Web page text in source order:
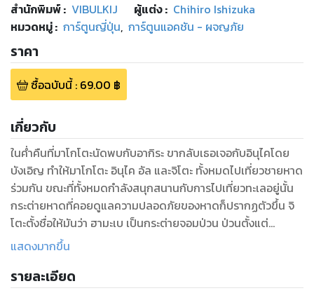
สำนักพิมพ์: VIBULKIJ ผู้แต่ง : Chihiro Ishizuka
หมวดหมู่: การ์ตูนญี่ปุ่น, การ์ตูนแอคชัน - ผจญภัย
ราคา
ซื้อฉบับนี้: 69.00 ฿
เกี่ยวกับ
ในค่ําคืนที่มาโกโตะนัดพบกับอากิระ ขากลับเธอเจอกับอินุไคโดย
บังเอิญ ทําให้มาโกโตะ อินุไค อัล และจิโตะ ทั้งหมดไปเที่ยวชายหาด
ร่วมกัน ขณะที่ทั้งหมดกําลังสนุกสนานกับการไปเที่ยวทะเลอยู่นั้น
กระต่ายหาดที่คอยดูแลความปลอดภัยของหาดก็ปรากฏตัวขึ้น จิ
โตะตั้งชื่อให้มันว่า ฮามะเบ เป็นกระต่ายจอมป่วน ป่วนตั้งแต่
ชายหาดต่อเนื่องมาจนถึงบ้านจินัตสึ!!
แสดงมากขึ้น
รายละเอียด